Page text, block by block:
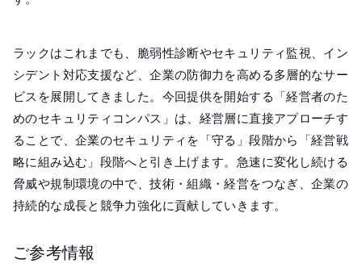
ラックはこれまでも、脆弱性診断やセキュリティ監視、イン
シデント対応支援など、企業の防御力を高める多層的なサー
ビスを展開してきました。今回提供を開始する「経営者のた
めのセキュリティコンパス」は、経営層に直接アプローチす
ることで、企業のセキュリティを「守る」段階から「経営戦
略に組み込む」段階へと引き上げます。急速に変化し続ける
脅威や規制環境の中で、技術・組織・経営をつなぎ、企業の
持続的な成長と競争力強化に貢献していきます。
ご参考情報